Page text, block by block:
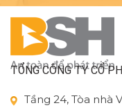
TỔNG CÔNG TY CỔ
Tầng 24, Tòa nhà